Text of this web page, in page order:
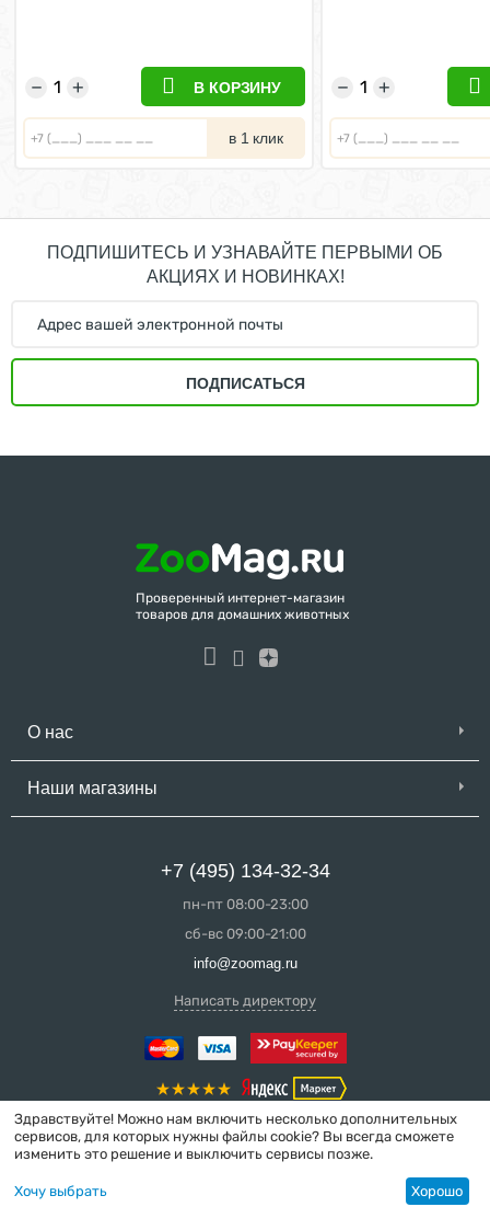
+
− В КОРЗИНУ
в 1 клик
+
−
ПОДПИШИТЕСЬ И УЗНАВАЙТЕ ПЕРВЫМИ ОБ
АКЦИЯХ И НОВИНКАХ!
ПОДПИСАТЬСЯ
Проверенный интернет-магазин
товаров для домашних животных
О нас
Наши магазины
+7 (495) 134-32-34
пн-пт 08:00-23:00
сб-вс 09:00-21:00
info@zoomag.ru
Написать директору
Интернет-магазин сделан в вебстудии
MakeShop.pro
Здравствуйте! Можно нам включить несколько дополнительных
сервисов, для которых нужны файлы cookie? Вы всегда сможете
изменить это решение и выключить сервисы позже.
Хочу выбрать Хорошо